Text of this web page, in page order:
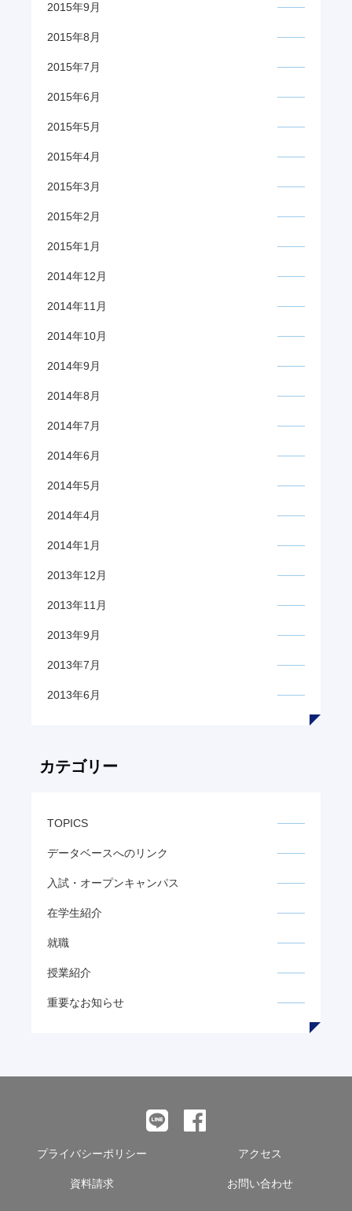
2015年9月
2015年8月
2015年7月
2015年6月
2015年5月
2015年4月
2015年3月
2015年2月
2015年1月
2014年12月
2014年11月
2014年10月
2014年9月
2014年8月
2014年7月
2014年6月
2014年5月
2014年4月
2014年1月
2013年12月
2013年11月
2013年9月
2013年7月
2013年6月
カテゴリー
TOPICS
データベースへのリンク
入試・オープンキャンパス
在学生紹介
就職
授業紹介
重要なお知らせ
プライバシーポリシー アクセス
資料請求 お問い合わせ